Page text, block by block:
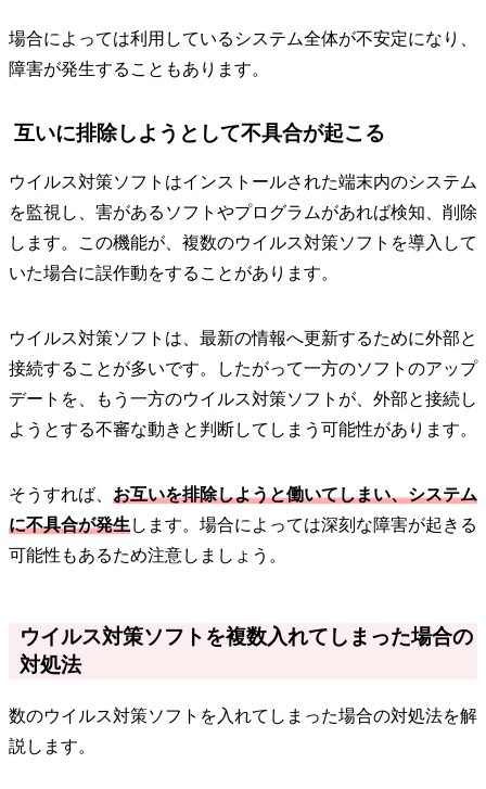
場合によっては利用しているシステム全体が不安定になり、
障害が発生することもあります。
互いに排除しようとして不具合が起こる
ウイルス対策ソフトはインストールされた端末内のシステム
を監視し、害があるソフトやプログラムがあれば検知、削除
します。この機能が、複数のウイルス対策ソフトを導入して
いた場合に誤作動をすることがあります。
ウイルス対策ソフトは、最新の情報へ更新するために外部と
接続することが多いです。したがって一方のソフトのアップ
デートを、もう一方のウイルス対策ソフトが、外部と接続し
ようとする不審な動きと判断してしまう可能性があります。
そうすれば、 お互いを排除しようと働いてしまい、システム
に不具合が発生します。場合によっては深刻な障害が起きる
可能性もあるため注意しましょう。
ウイルス対策ソフトを複数入れてしまった場合の
対処法
数のウイルス対策ソフトを入れてしまった場合の対処法を解
説します。